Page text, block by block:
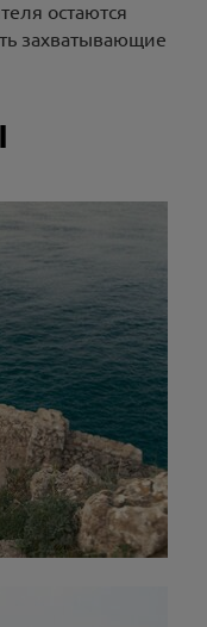
остаются
захватывающие